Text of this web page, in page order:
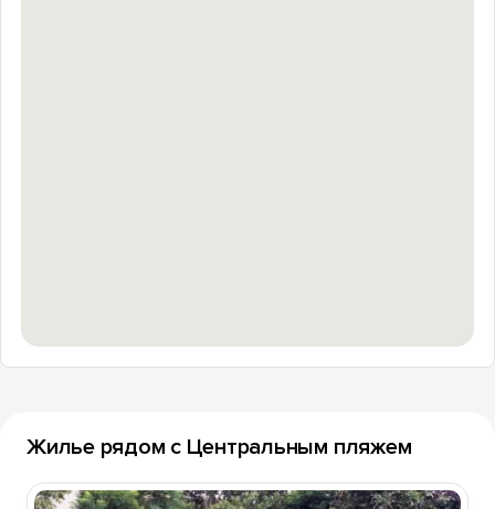
Жилье рядом с Центральным пляжем